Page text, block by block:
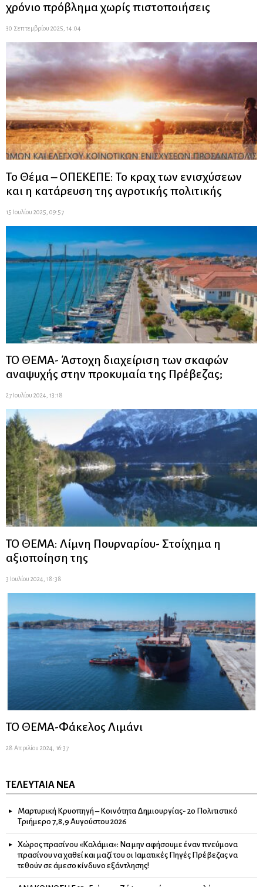
χρόνιο πρόβλημα χωρίς πιστοποιήσεις
30 Σεπτεμβρίου 2025, 14:04
Το Θέμα – ΟΠΕΚΕΠΕ: Το κραχ των ενισχύσεων
και η κατάρευση της αγροτικής πολιτικής
15 Ιουλίου 2025, 09:57
ΤΟ ΘΕΜΑ- Άστοχη διαχείριση των σκαφών
αναψυχής στην προκυμαία της Πρέβεζας;
27 Ιουλίου 2024, 13:18
ΤΟ ΘΕΜΑ: Λίμνη Πουρναρίου- Στοίχημα η
αξιοποίηση της
3 Ιουλίου 2024, 18:38
ΤΟ ΘΕΜΑ-Φάκελος Λιμάνι
28 Απριλίου 2024, 16:37
ΤΕΛΕΥΤΑΊΑ ΝΈΑ
Μαρτυρική Κρυοπηγή – Κοινότητα Δημιουργίας- 2ο Πολιτιστικό
Τριήμερο 7,8,9 Αυγούστου 2026
Χώρος πρασίνου «Καλάμια»: Να μην αφήσουμε έναν πνεύμονα
πρασίνου να χαθεί και μαζί του οι Ιαματικές Πηγές Πρέβεζας να
τεθούν σε άμεσο κίνδυνο εξάντλησης!